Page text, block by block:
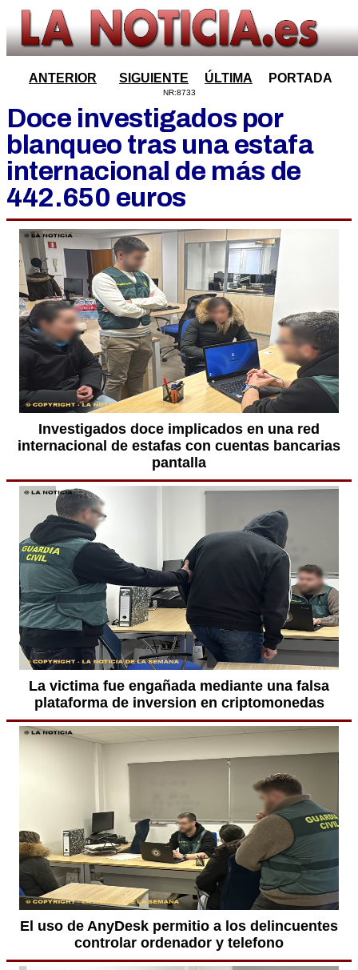
ANTERIOR SIGUIENTE ÚLTIMA PORTADA
NR:8733
Doce investigados por
blanqueo tras una estafa
internacional de más de
442.650 euros
Investigados doce implicados en una red
internacional de estafas con cuentas bancarias
pantalla
La victima fue engañada mediante una falsa
plataforma de inversion en criptomonedas
El uso de AnyDesk permitio a los delincuentes
controlar ordenador y telefono